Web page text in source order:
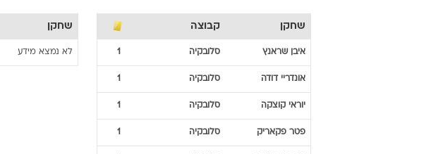
שחקן קבוצה
איבן שראנץ סלובקיה 1
אונדריי דודה סלובקיה 1
יוראי קוצקה סלובקיה 1
פטר פקאריק סלובקיה 1
שחקן
לא נמצא מידע